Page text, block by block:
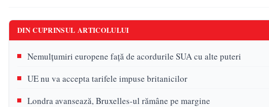
DIN CUPRINSUL ARTICOLULUI
Nemulțumiri europene față de acordurile SUA cu alte puteri
UE nu va accepta tarifele impuse britanicilor
Londra avansează, Bruxelles-ul rămâne pe margine